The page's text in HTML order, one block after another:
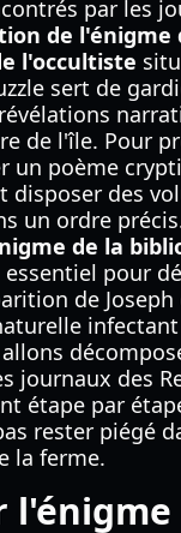
par les
de l'énigme
l'occultiste
sert de
de l'île. Pour
un poème
disposer des
un ordre
de la
essentiel pour
de Joseph
journaux des
étape par
rester piégé
la ferme.
l'énigme